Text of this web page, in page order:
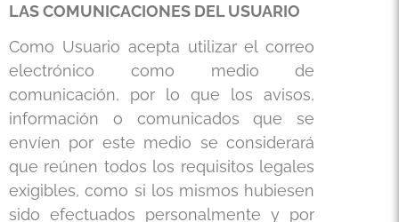
LAS COMUNICACIONES DEL USUARIO
Como Usuario acepta utilizar el correo
electrónico como medio de
comunicación, por lo que los avisos,
información o comunicados que se
envíen por este medio se considerará
que reúnen todos los requisitos legales
exigibles, como si los mismos hubiesen
sido efectuados personalmente y por